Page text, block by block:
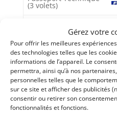
Gérez votre
Pour offrir les meilleures
des technologies telles que les
informations de l’appareil. Le
permettra, ainsi qu’à nos
personnelles telles que le
sur ce site et afficher des publicités
consentir ou retirer son
fonctionnalités et fonctions.
(3 volets)
(PTHN)
Voir l'annonce deberlev
Publié: 4 novembre 2025 (il y a 9
AUTO